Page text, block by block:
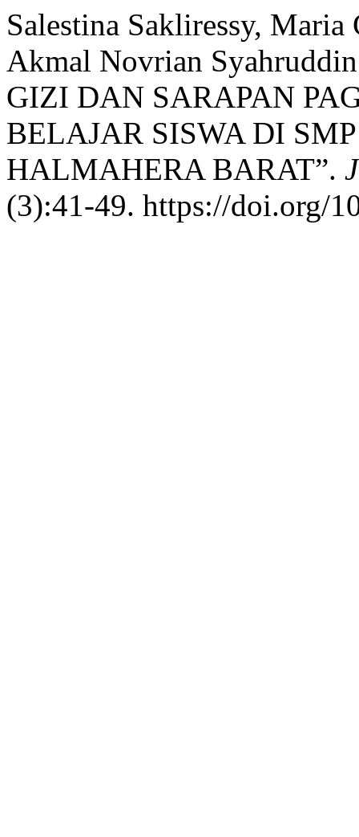
Salestina Sakliressy,
Akmal Novrian
GIZI DAN SARAPAN
BELAJAR SISWA DI
HALMAHERA BARAT”.
(3):41-49. https://doi.org/